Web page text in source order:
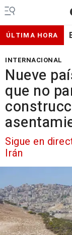
ÚLTIMA HORA
INTERNACIONAL
Nueve
que no
Sigue en
Irán